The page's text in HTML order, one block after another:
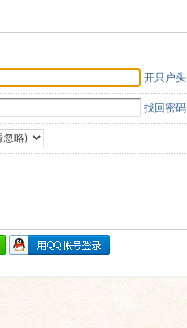
开只户头
找回密码